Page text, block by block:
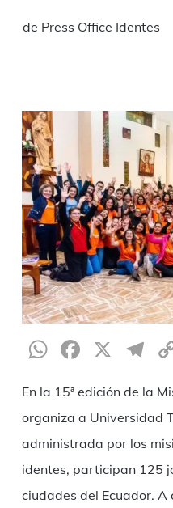
de Press Office Identes
X
En la 15ª edición de la
organiza a Universidad
administrada por los
identes, participan 125
ciudades del Ecuador.